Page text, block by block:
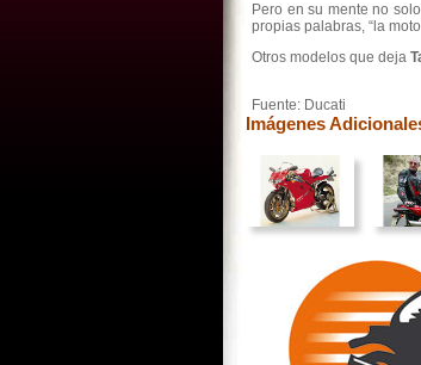
Pero en su mente no
propias palabras, “la
Otros modelos que deja
Fuente: Ducati
Imágenes